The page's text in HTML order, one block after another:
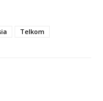
Telkom